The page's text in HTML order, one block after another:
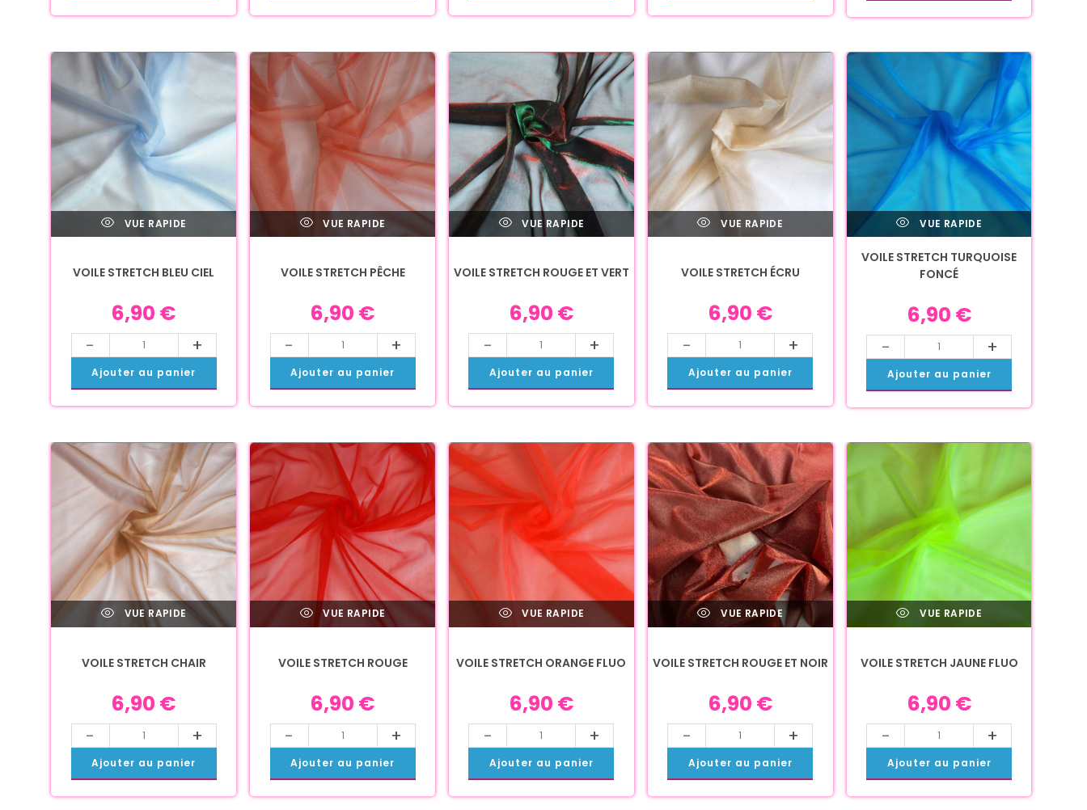
VUE RAPIDE
VOILE STRETCH BLEU CIEL
6,90 €
- +
Ajouter au panier
VUE RAPIDE
VOILE STRETCH PÊCHE
6,90 €
- +
Ajouter au panier
VUE RAPIDE
VOILE STRETCH ROUGE ET VERT
6,90 €
- +
Ajouter au panier
VUE RAPIDE
VOILE STRETCH ÉCRU
6,90 €
- +
Ajouter au panier
VUE RAPIDE
VOILE STRETCH TURQUOISE
FONCÉ
6,90 €
- +
Ajouter au panier
VUE RAPIDE
VOILE STRETCH CHAIR
6,90 €
- +
Ajouter au panier
VUE RAPIDE
VOILE STRETCH ROUGE
6,90 €
- +
Ajouter au panier
VUE RAPIDE
VOILE STRETCH ORANGE FLUO
6,90 €
- +
Ajouter au panier
VUE RAPIDE
VOILE STRETCH ROUGE ET NOIR
6,90 €
- +
Ajouter au panier
VUE RAPIDE
VOILE STRETCH JAUNE FLUO
6,90 €
- +
Ajouter au panier